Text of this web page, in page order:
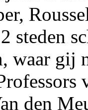
,
steden
waar
den